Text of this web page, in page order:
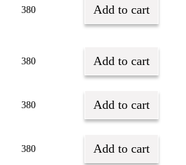
380 Add to cart
380 Add to cart
380 Add to cart
380 Add to cart